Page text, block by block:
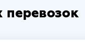
перевозок